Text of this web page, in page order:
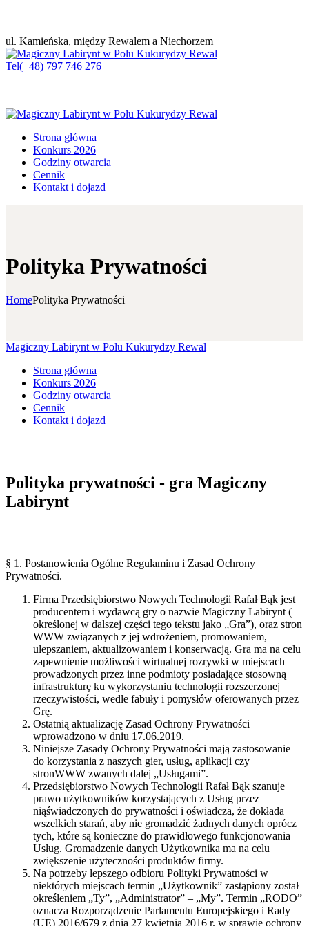
ul. Kamieńska, między Rewalem a Niechorzem
Tel(+48) 797 746 276
Strona główna
Konkurs 2026
Godziny otwarcia
Cennik
Kontakt i dojazd
Polityka Prywatności
HomePolityka Prywatności
Magiczny Labirynt w Polu Kukurydzy Rewal
Strona główna
Konkurs 2026
Godziny otwarcia
Cennik
Kontakt i dojazd
Polityka prywatności - gra Magiczny
Labirynt
§ 1. Postanowienia Ogólne Regulaminu i Zasad Ochrony
Prywatności.
Firma ​Przedsiębiorstwo Nowych Technologii Rafał Bąk j​est
producentem i wydawcą gry o nazwie ​Magiczny Labirynt (​
określonej w dalszej części tego tekstu jako „Gra”), oraz stron
WWW związanych z jej wdrożeniem, promowaniem,
ulepszaniem, aktualizowaniem i konserwacją. Gra ma na celu
zapewnienie możliwości wirtualnej rozrywki w miejscach
prowadzonych przez inne podmioty posiadające stosowną
infrastrukturę ku wykorzystaniu technologii rozszerzonej
rzeczywistości, wedle fabuły i pomysłów oferowanych przez
Grę.
Ostatnią aktualizację Zasad Ochrony Prywatności
wprowadzono w dniu ​17.06.2019.
Niniejsze Zasady Ochrony Prywatności mają zastosowanie
do korzystania z naszych gier, usług, aplikacji czy
stronWWW zwanych dalej „Usługami”.
Przedsiębiorstwo Nowych Technologii Rafał Bąk szanuje
prawo użytkowników korzystających z Usług przez
niąświadczonych do prywatności i oświadcza, że dokłada
wszelkich starań, aby nie gromadzić żadnych danych oprócz
tych, które są konieczne do prawidłowego funkcjonowania
Usług. Gromadzenie danych Użytkownika ma na celu
zwiększenie użyteczności produktów firmy.
Na potrzeby lepszego odbioru Polityki Prywatności w
niektórych miejscach termin „Użytkownik” zastąpiony został
określeniem „Ty”, „Administrator” – „My”. Termin „RODO”
oznacza Rozporządzenie Parlamentu Europejskiego i Rady
(UE) 2016/679 z dnia 27 kwietnia 2016 r. w sprawie ochrony